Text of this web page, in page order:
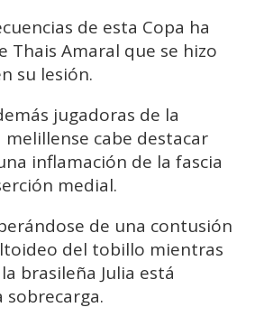
de esta Copa ha
Thais Amaral que se hizo
su lesión.
jugadoras de la
cabe destacar
inflamación de la fascia
medial.
de una contusión
del tobillo mientras
brasileña Julia está
sobrecarga.